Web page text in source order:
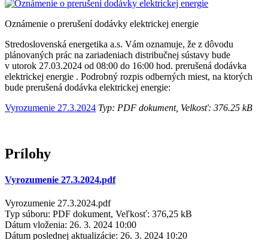
Oznámenie o prerušení dodávky elektrickej energie
Stredoslovenská energetika a.s. Vám oznamuje, že z dôvodu
plánovaných prác na zariadeniach distribučnej sústavy bude
v utorok 27.03.2024 od 08:00 do 16:00 hod. prerušená dodávka
elektrickej energie . Podrobný rozpis odberných miest, na ktorých
bude prerušená dodávka elektrickej energie:
Vyrozumenie 27.3.2024 Typ: PDF dokument, Velkosť: 376.25 kB
Prílohy
Vyrozumenie 27.3.2024.pdf
Vyrozumenie 27.3.2024.pdf
Typ súboru: PDF dokument, Veľkosť: 376,25 kB
Dátum vloženia: 26. 3. 2024 10:00
Dátum poslednej aktualizácie: 26. 3. 2024 10:20